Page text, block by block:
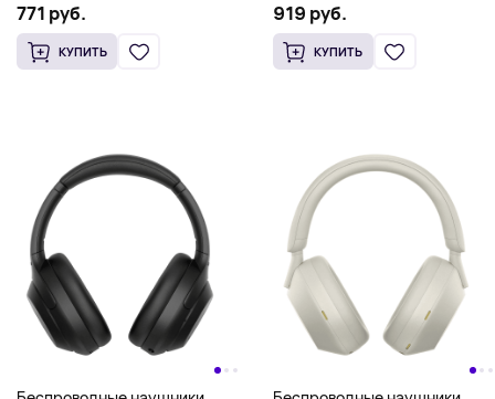
771 руб.
КУПИТЬ
919 руб.
КУПИТЬ